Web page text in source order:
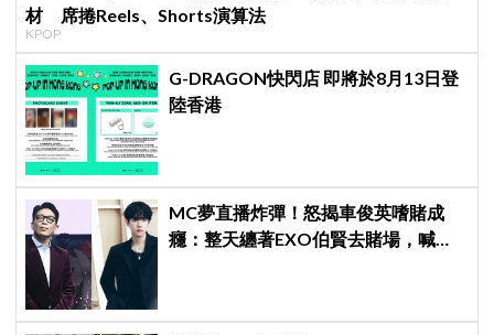
材 席捲Reels、Shorts演算法
KPOP
G-DRAGON快閃店 即將於8月13日登
陸香港
MC夢直播炸彈！怒揭車俊英嗜賭成
癮：整天纏著EXO伯賢去賭場，喊話